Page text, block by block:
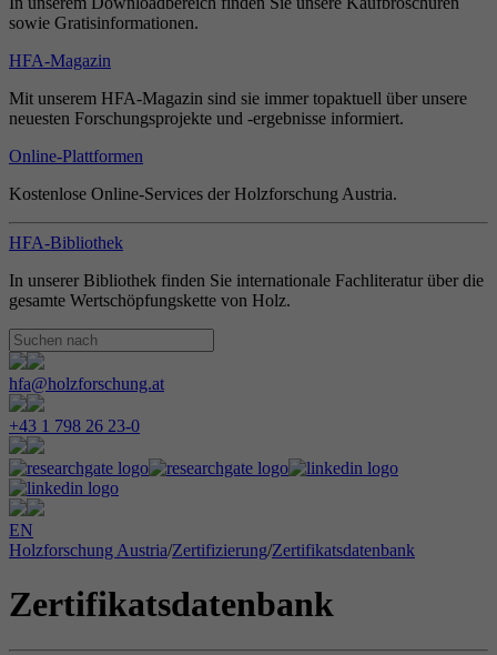
sowie Gratisinformationen.
HFA-Magazin
Mit unserem HFA-Magazin sind sie immer topaktuell über unsere
neuesten Forschungsprojekte und -ergebnisse informiert.
Online-Plattformen
Kostenlose Online-Services der Holzforschung Austria.
HFA-Bibliothek
In unserer Bibliothek finden Sie internationale Fachliteratur über die
gesamte Wertschöpfungskette von Holz.
hfa@holzforschung.at
+43 1 798 26 23-0
EN
Holzforschung Austria/Zertifizierung/Zertifikatsdatenbank
Zertifikatsdatenbank